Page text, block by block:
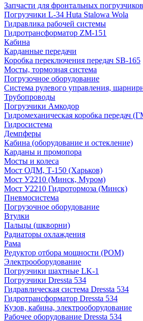
Запчасти для фронтальных погрузчиков
Погрузчики L-34 Huta Stalowa Wola
Гидравлика рабочей системы
Гидротрансформатор ZM-151
Кабина
Карданные передачи
Коробка переключения передач SB-165
Мосты, тормозная система
Погрузочное оборудование
Система рулевого управления,
Трубопроводы
Погрузчики Амкодор
Гидромеханическая коробка передач
Гидросистема
Демпферы
Кабина (оборудование и остекление)
Карданы и промопора
Мосты и колеса
Мост ОДМ, Т-150 (Харьков)
Мост У2210 (Минск, Муром)
Мост У2210 Гидротормоза (Минск)
Пневмосистема
Погрузочное оборудование
Втулки
Пальцы (шкворни)
Радиаторы охлаждения
Рама
Редуктор отбора мощности (РОМ)
Электрооборудование
Погрузчики шахтные LK-1
Погрузчики Dressta 534
Гидравлическая система Dressta 534
Гидротрансформатор Dressta 534
Кузов, кабина, электрооборудование
Рабочее оборудование Dressta 534